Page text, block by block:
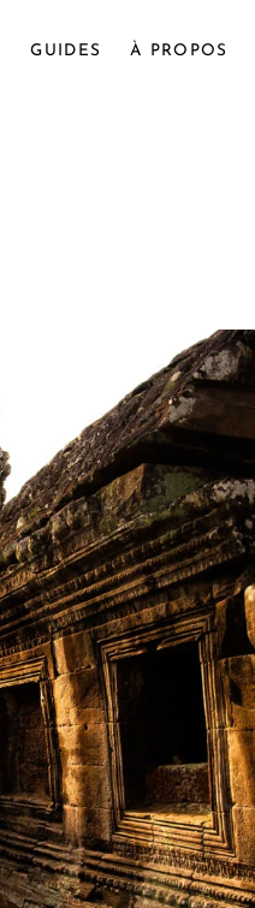
GUIDES À PROPOS